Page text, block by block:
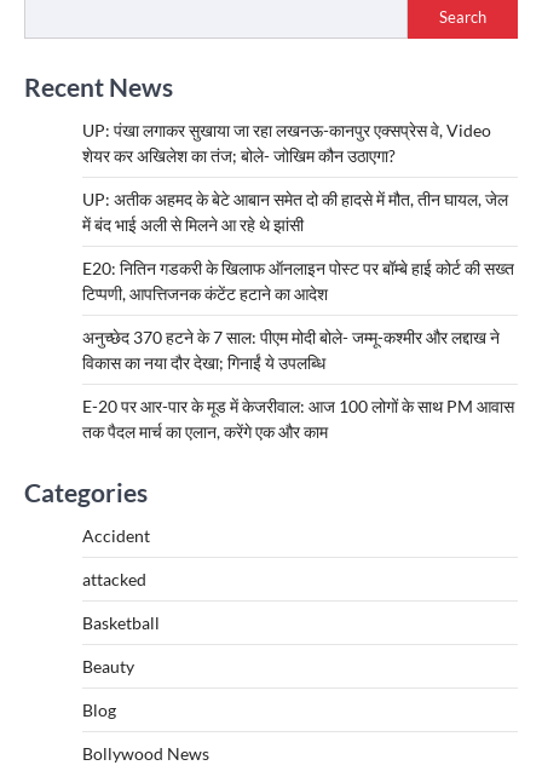
Search
Recent News
UP: पंखा लगाकर सुखाया जा रहा लखनऊ-कानपुर एक्सप्रेस वे, Video
शेयर कर अखिलेश का तंज; बोले- जोखिम कौन उठाएगा?
UP: अतीक अहमद के बेटे आबान समेत दो की हादसे में मौत, तीन घायल, जेल
में बंद भाई अली से मिलने आ रहे थे झांसी
E20: नितिन गडकरी के खिलाफ ऑनलाइन पोस्ट पर बॉम्बे हाई कोर्ट की सख्त
टिप्पणी, आपत्तिजनक कंटेंट हटाने का आदेश
अनुच्छेद 370 हटने के 7 साल: पीएम मोदी बोले- जम्मू-कश्मीर और लद्दाख ने
विकास का नया दौर देखा; गिनाईं ये उपलब्धि
E-20 पर आर-पार के मूड में केजरीवाल: आज 100 लोगों के साथ PM आवास
तक पैदल मार्च का एलान, करेंगे एक और काम
Categories
Accident
attacked
Basketball
Beauty
Blog
Bollywood News